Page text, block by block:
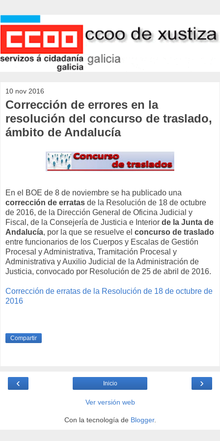
10 nov 2016
Corrección de errores en la
resolución del concurso de traslado,
ámbito de Andalucía
En el BOE de 8 de noviembre se ha publicado una
corrección de erratas de la Resolución de 18 de octubre
de 2016, de la Dirección General de Oficina Judicial y
Fiscal, de la Consejería de Justicia e Interior de la Junta de
Andalucía, por la que se resuelve el concurso de traslado
entre funcionarios de los Cuerpos y Escalas de Gestión
Procesal y Administrativa, Tramitación Procesal y
Administrativa y Auxilio Judicial de la Administración de
Justicia, convocado por Resolución de 25 de abril de 2016.
Corrección de erratas de la Resolución de 18 de octubre de
2016
Compartir
‹ ›
Inicio
Ver versión web
Con la tecnología de Blogger.